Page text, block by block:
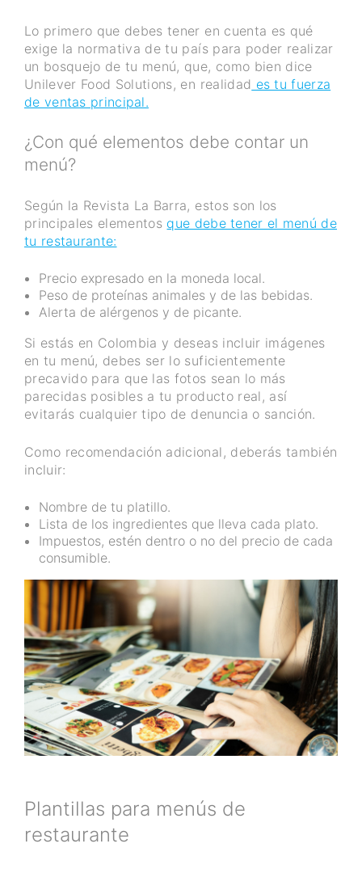
Lo primero que debes tener en cuenta es qué
exige la normativa de tu país para poder realizar
un bosquejo de tu menú, que, como bien dice
Unilever Food Solutions, en realidad es tu fuerza
de ventas principal.
¿Con qué elementos debe contar un
menú?
Según la Revista La Barra, estos son los
principales elementos que debe tener el menú de
tu restaurante:
Precio expresado en la moneda local.
Peso de proteínas animales y de las bebidas.
Alerta de alérgenos y de picante.
Si estás en Colombia y deseas incluir imágenes
en tu menú, debes ser lo suficientemente
precavido para que las fotos sean lo más
parecidas posibles a tu producto real, así
evitarás cualquier tipo de denuncia o sanción.
Como recomendación adicional, deberás también
incluir:
Nombre de tu platillo.
Lista de los ingredientes que lleva cada plato.
Impuestos, estén dentro o no del precio de cada
consumible.
Plantillas para menús de
restaurante